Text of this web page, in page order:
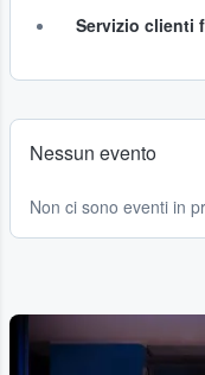
Servizio clienti
Nessun evento
Non ci sono eventi in